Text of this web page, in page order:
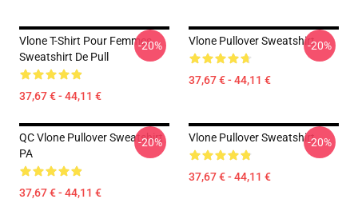
Vlone T-Shirt Pour Femmes
Sweatshirt De Pull
37,67 € - 44,11 €
-20% Vlone Pullover Sweatshirt
37,67 € - 44,11 €
-20%
QC Vlone Pullover Sweatshirt
PA
37,67 € - 44,11 €
-20% Vlone Pullover Sweatshirt
37,67 € - 44,11 €
-20%